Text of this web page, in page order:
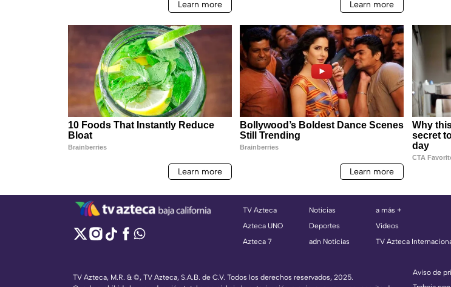
TV Azteca
Azteca UNO
Azteca 7
Noticias
Deportes
adn Noticias
a más +
Videos
TV Azteca
TV Azteca, M.R. & ©, TV Azteca, S.A.B. de C.V. Todos los derechos reservados, 2025.
Aviso de